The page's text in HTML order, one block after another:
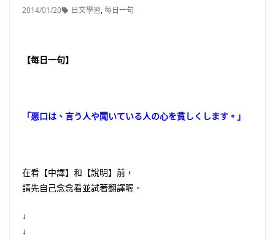
2014/01/20 日文學習,每日一句
【每日一句】
「悪口は、言う人や聞いている人の心を貧しくします。」
在看【中譯】和【說明】前，
請先自己念念看並試著翻譯喔。
↓
↓